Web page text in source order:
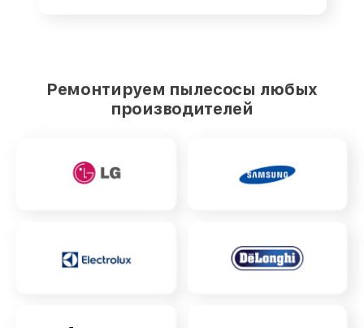
Ремонтируем пылесосы любых
производителей